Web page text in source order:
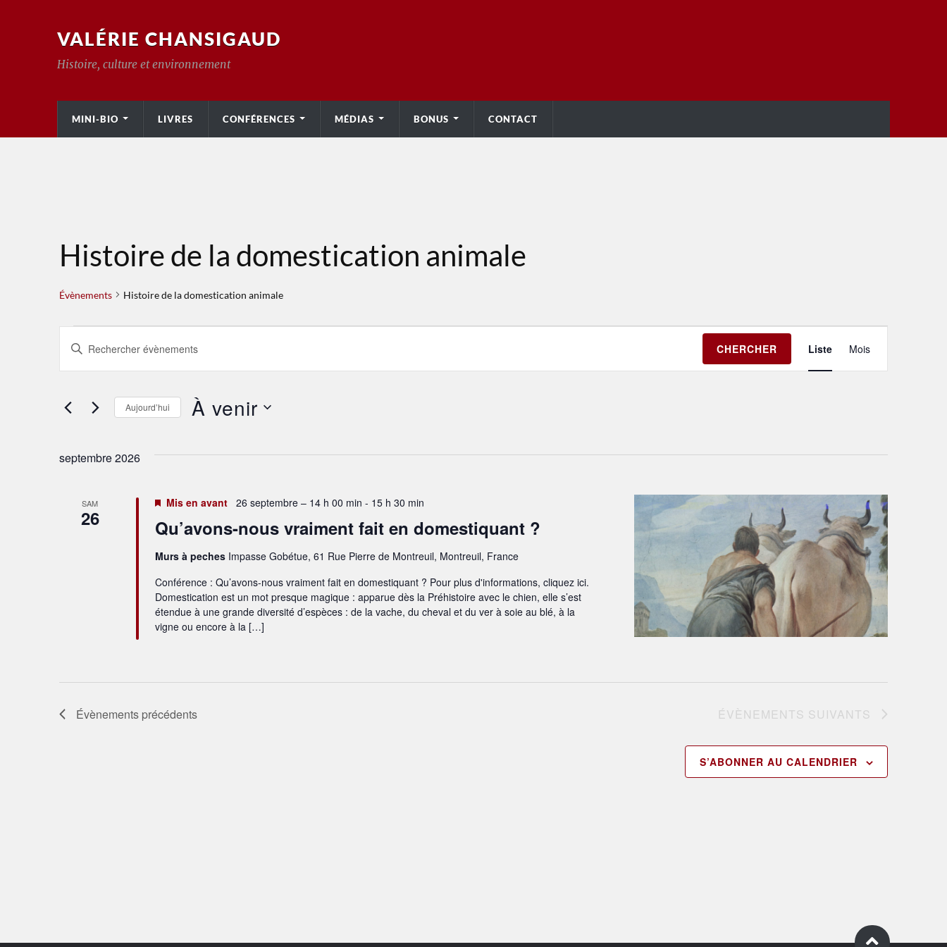
VALÉRIE CHANSIGAUD
Histoire, culture et environnement
MINI-BIO LIVRES CONFÉRENCES MÉDIAS BONUS CONTACT
Histoire de la domestication animale
Évènements Histoire de la domestication animale
Recherche
et
navigation
vues
mot-
Rechercher
mot-
CHERCHER
de
Liste Mois
Aujourd’hui À venir
septembre 2026
SAM
26 Qu’avons-nous vraiment fait en domestiquant ?
Mis en avant 26 septembre – 14 h 00 min - 15 h 30 min
Murs à peches Impasse Gobétue, 61 Rue Pierre de Montreuil, Montreuil, France
Conférence : Qu’avons-nous vraiment fait en domestiquant ? Pour plus d'informations, cliquez ici.
Domestication est un mot presque magique : apparue dès la Préhistoire avec le chien, elle s’est
étendue à une grande diversité d’espèces : de la vache, du cheval et du ver à soie au blé, à la
vigne ou encore à la […]
Évènements précédents ÉVÈNEMENTS SUIVANTS
S’ABONNER AU CALENDRIER